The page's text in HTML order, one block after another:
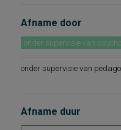
Afname door
onder supervisie van
onder supervisie van
Afname duur